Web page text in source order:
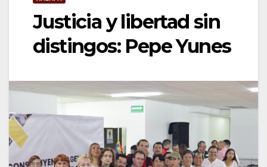
Justicia y libertad sin
distingos: Pepe Yunes